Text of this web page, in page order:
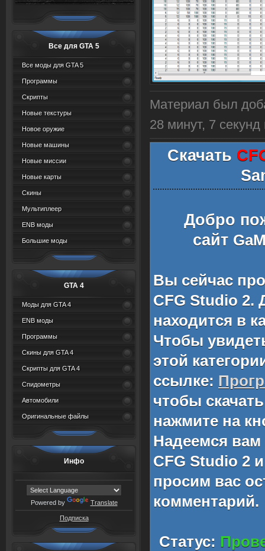
Все для GTA 5
Все моды для GTA 5
Программы
Скрипты
Новые текстуры
Новое оружие
Новые машины
Новые миссии
Новые карты
Скины
Мультиплеер
ENB моды
Большие моды
GTA 4
Моды для GTA 4
ENB моды
Программы
Скины для GTA 4
Скрипты для GTA 4
Спидометры
Автомобили
Оригинальные файлы
Инфо
Powered by Translate
Подписка
Материал был
28 минут, 8 секунд
Скачать
Добро
сайт
Вы сейчас
CFG Studio 2.
находится в
Чтобы
этой
ссылке:
чтобы
нажмите на
Надеемся
CFG Studio 2
просим вас
комментарий.
Статус: